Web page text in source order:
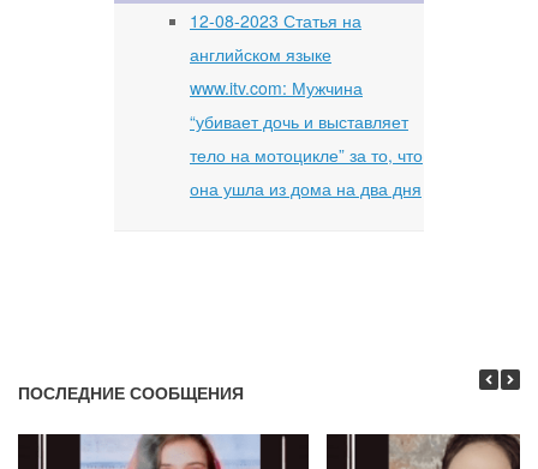
12-08-2023 Статья на
английском языке
www.itv.com: Мужчина
“убивает дочь и выставляет
тело на мотоцикле” за то, что
она ушла из дома на два дня
ПОСЛЕДНИЕ СООБЩЕНИЯ